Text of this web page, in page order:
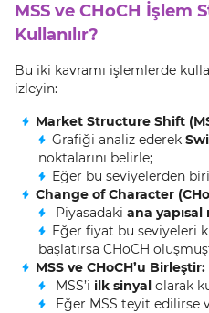
MSS ve CHoCH İşlem
Kullanılır?
Bu iki kavramı işlemlerde
izleyin:
Market Structure Shift
Grafiği analiz ederek
noktalarını belirle;
Eğer bu seviyelerden
Change of Character
Piyasadaki ana yapısal
Eğer fiyat bu seviyeleri
başlatırsa CHoCH
MSS ve CHoCH’u Birleştir:
MSS’i ilk sinyal olarak
Eğer MSS teyit edilirse